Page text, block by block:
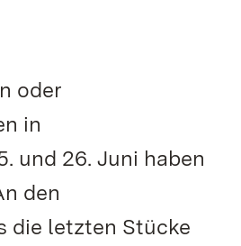
oder
in
und 26. Juni haben
den
die letzten Stücke